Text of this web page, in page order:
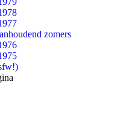
zomers